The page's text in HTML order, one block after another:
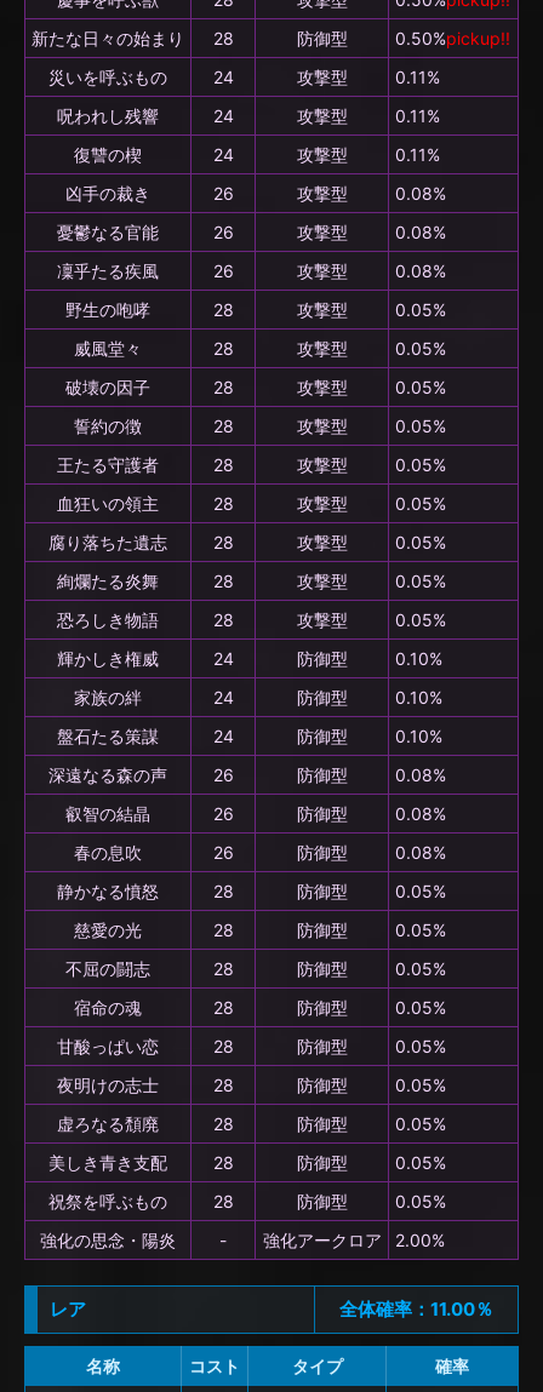
新たな日々の始まり
28 防御型 0.50%pickup!!
災いを呼ぶもの
24 攻撃型
0.11%
呪われし残響
24 攻撃型
0.11%
復讐の楔
24 攻撃型
0.11%
凶手の裁き
26 攻撃型
0.08%
憂鬱なる官能
26 攻撃型
0.08%
凜乎たる疾風
26 攻撃型
0.08%
野生の咆哮
28 攻撃型
0.05%
威風堂々
28 攻撃型
0.05%
破壊の因子
28 攻撃型
0.05%
誓約の徴
28 攻撃型
0.05%
王たる守護者
28 攻撃型
0.05%
血狂いの領主
28 攻撃型
0.05%
腐り落ちた遺志
28 攻撃型
0.05%
絢爛たる炎舞
28 攻撃型
0.05%
恐ろしき物語
28 攻撃型
0.05%
輝かしき権威
24 防御型
0.10%
家族の絆
24 防御型
0.10%
盤石たる策謀
24 防御型
0.10%
深遠なる森の声
26 防御型
0.08%
叡智の結晶
26 防御型
0.08%
春の息吹
26 防御型
0.08%
静かなる憤怒
28 防御型
0.05%
慈愛の光
28 防御型
0.05%
不屈の闘志
28 防御型
0.05%
宿命の魂
28 防御型
0.05%
甘酸っぱい恋
28 防御型
0.05%
夜明けの志士
28 防御型
0.05%
虚ろなる頽廃
28 防御型
0.05%
美しき青き支配
28 防御型
0.05%
祝祭を呼ぶもの
28 防御型
0.05%
強化の思念・陽炎
- 強化アークロア 2.00%
レア 全体確率：11.00％
名称 コスト タイプ
確率